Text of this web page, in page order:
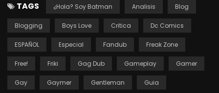
TAGS ¿Hola? Soy Batman Analisis Blog
Blogging Boys Love Critica Dc Comics
ESPAÑOL Especial Fandub Freak Zone
Free! Friki Gag Dub Gameplay Gamer
Gay Gaymer Gentleman Guia